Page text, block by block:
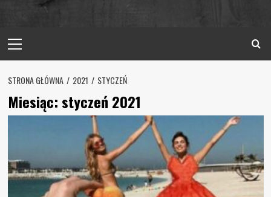
Menu
STRONA GŁÓWNA 2021 STYCZEŃ
Miesiąc:styczeń 2021